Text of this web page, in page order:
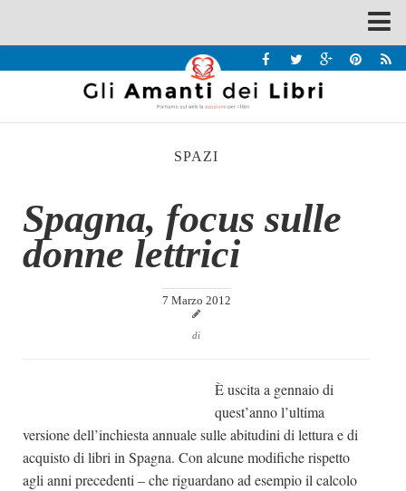
Recensioni
Interviste & Incontri
Chi siamo
Contatti
Dicono di Noi
Rassegna Stampa
SPAZI
Spagna, focus sulle
donne lettrici
7 Marzo 2012
di
È uscita a gennaio di
quest’anno l’ultima
versione dell’inchiesta annuale sulle abitudini di lettura e di
acquisto di libri in Spagna. Con alcune modifiche rispetto
agli anni precedenti – che riguardano ad esempio il calcolo